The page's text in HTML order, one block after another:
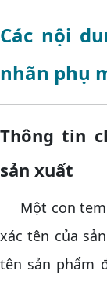
Các nội
nhãn phụ
Thông tin
sản xuất
Một con tem
xác tên của
tên sản phẩm